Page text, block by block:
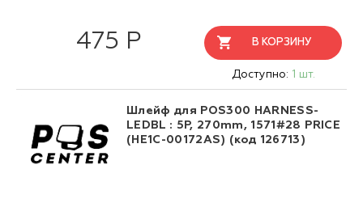
475 Р В КОРЗИНУ
Доступно: 1 шт.
Шлейф для POS300 HARNESS-
LEDBL : 5P, 270mm, 1571#28 PRICE
(HE1C-00172AS) (код 126713)